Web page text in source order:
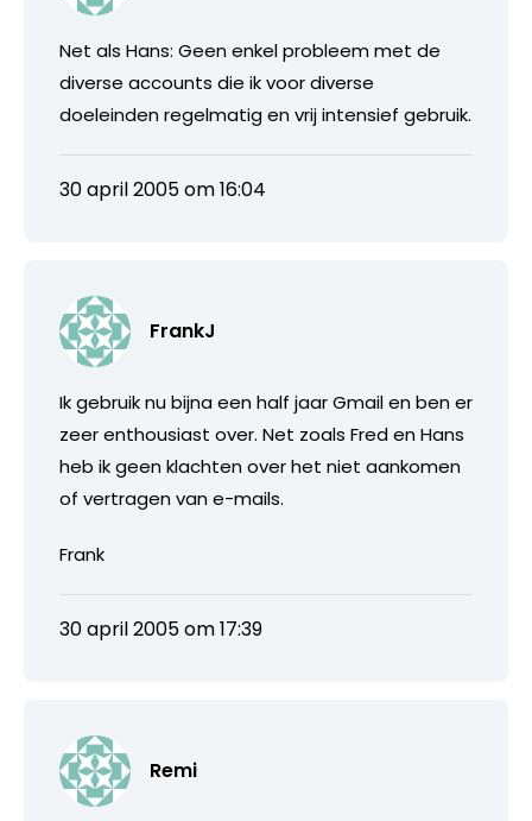
Net als Hans: Geen enkel probleem met de
diverse accounts die ik voor diverse
doeleinden regelmatig en vrij intensief gebruik.
30 april 2005 om 16:04
FrankJ
Ik gebruik nu bijna een half jaar Gmail en ben er
zeer enthousiast over. Net zoals Fred en Hans
heb ik geen klachten over het niet aankomen
of vertragen van e-mails.
Frank
30 april 2005 om 17:39
Remi